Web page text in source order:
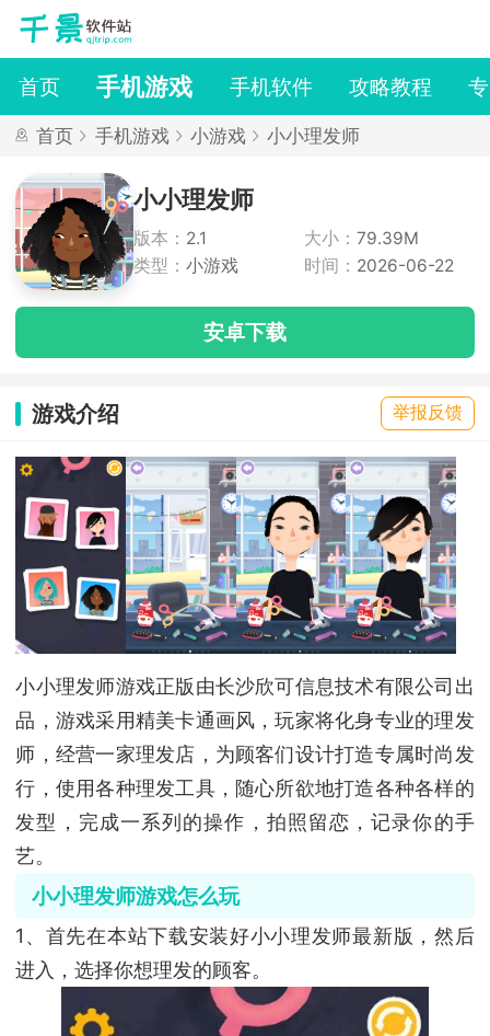
首页 手机游戏 手机软件 攻略教程
首页 手机游戏 小游戏 小小理发师
小小理发师
版本： 2.1 大小： 79.39M
类型： 小游戏 时间： 2026-06-22
安卓下载
游戏介绍 举报反馈
小小理发师游戏正版由长沙欣可信息技术有限公司出
品，游戏采用精美卡通画风，玩家将化身专业的理发
师，经营一家理发店，为顾客们设计打造专属时尚发
行，使用各种理发工具，随心所欲地打造各种各样的
发型，完成一系列的操作，拍照留恋，记录你的手
艺。
小小理发师游戏怎么玩
1、首先在本站下载安装好小小理发师最新版，然后
进入，选择你想理发的顾客。